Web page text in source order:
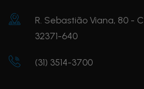
R. Sebastião Viana, 80 -
32371-640
(31) 3514-3700